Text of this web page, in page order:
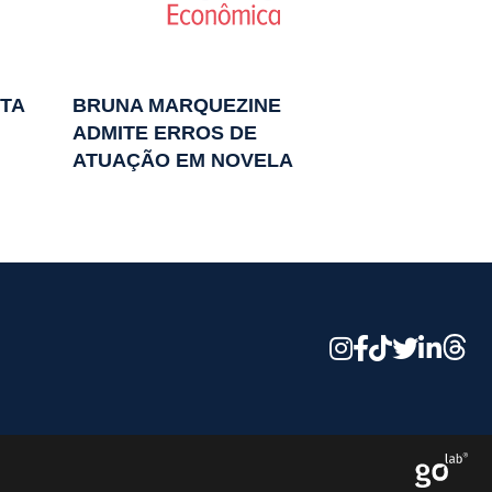
BRUNA MARQUEZINE
ADMITE ERROS DE
ATUAÇÃO EM NOVELA